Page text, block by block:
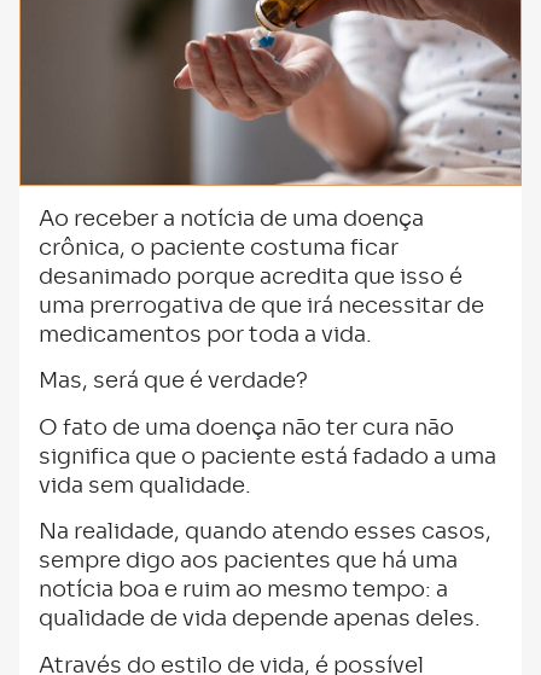
Ao receber a notícia de uma doença
crônica, o paciente costuma ficar
desanimado porque acredita que isso é
uma prerrogativa de que irá necessitar de
medicamentos por toda a vida.
Mas, será que é verdade?
O fato de uma doença não ter cura não
significa que o paciente está fadado a uma
vida sem qualidade.
Na realidade, quando atendo esses casos,
sempre digo aos pacientes que há uma
notícia boa e ruim ao mesmo tempo: a
qualidade de vida depende apenas deles.
Através do estilo de vida, é possível